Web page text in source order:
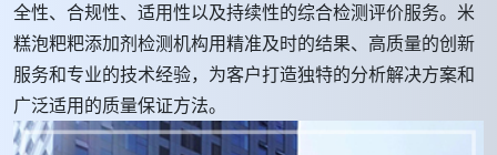
全性、合规性、适用性以及持续性的综合检测评价服务。米
糕泡粑粑添加剂检测机构用精准及时的结果、高质量的创新
服务和专业的技术经验，为客户打造独特的分析解决方案和
广泛适用的质量保证方法。